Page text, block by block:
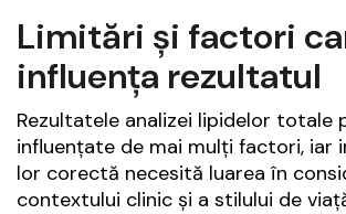
Limitări și factori
influența rezultatul
Rezultatele analizei lipidelor totale
influențate de mai mulți factori, iar
lor corectă necesită luarea în
contextului clinic și a stilului de